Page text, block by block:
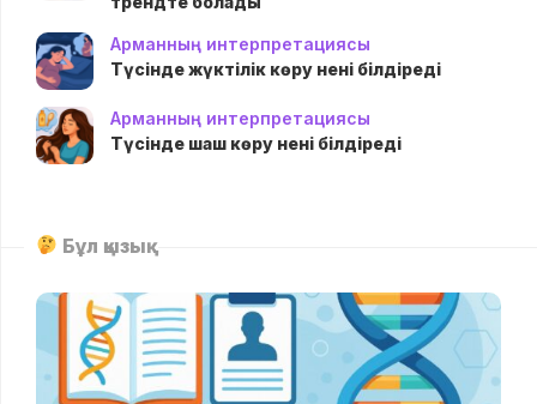
Арманның интерпретациясы
Түсінде жүктілік көру нені білдіреді
Арманның интерпретациясы
Түсінде шаш көру нені білдіреді
Бұл қызық